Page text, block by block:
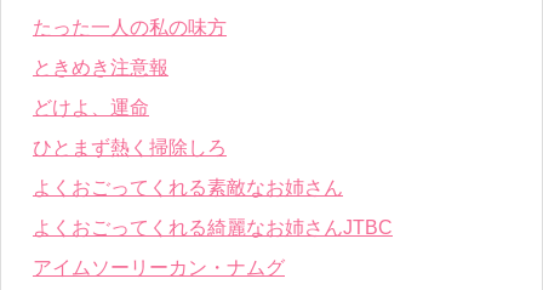
たった一人の私の味方
ときめき注意報
どけよ、運命
ひとまず熱く掃除しろ
よくおごってくれる素敵なお姉さん
よくおごってくれる綺麗なお姉さんJTBC
アイムソーリーカン・ナムグ